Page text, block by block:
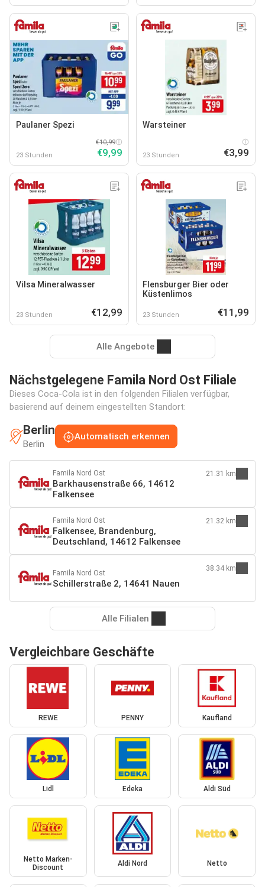
Paulaner Spezi
23 Stunden
€10,99
€9,99
Warsteiner
23 Stunden €3,99
Vilsa Mineralwasser
23 Stunden €12,99
Flensburger Bier oder
Küstenlimos
23 Stunden €11,99
Alle Angebote
Nächstgelegene Famila Nord Ost Filiale
Dieses Coca-Cola ist in den folgenden Filialen verfügbar,
basierend auf deinem eingestellten Standort:
Berlin
Berlin
Automatisch erkennen
Famila Nord Ost
Barkhausenstraße 66, 14612
Falkensee
21.31 km
Famila Nord Ost
Falkensee, Brandenburg,
Deutschland, 14612 Falkensee
21.32 km
Famila Nord Ost
Schillerstraße 2, 14641 Nauen
38.34 km
Alle Filialen
Vergleichbare Geschäfte
REWE PENNY Kaufland
Lidl Edeka Aldi Süd
Netto Marken-
Discount
Aldi Nord Netto